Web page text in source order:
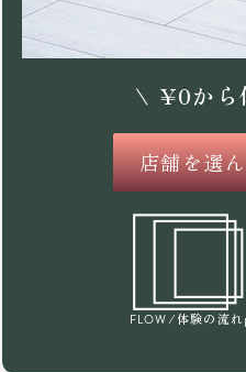
\ ¥0か
店舗を選
FLOW /体験の流れ